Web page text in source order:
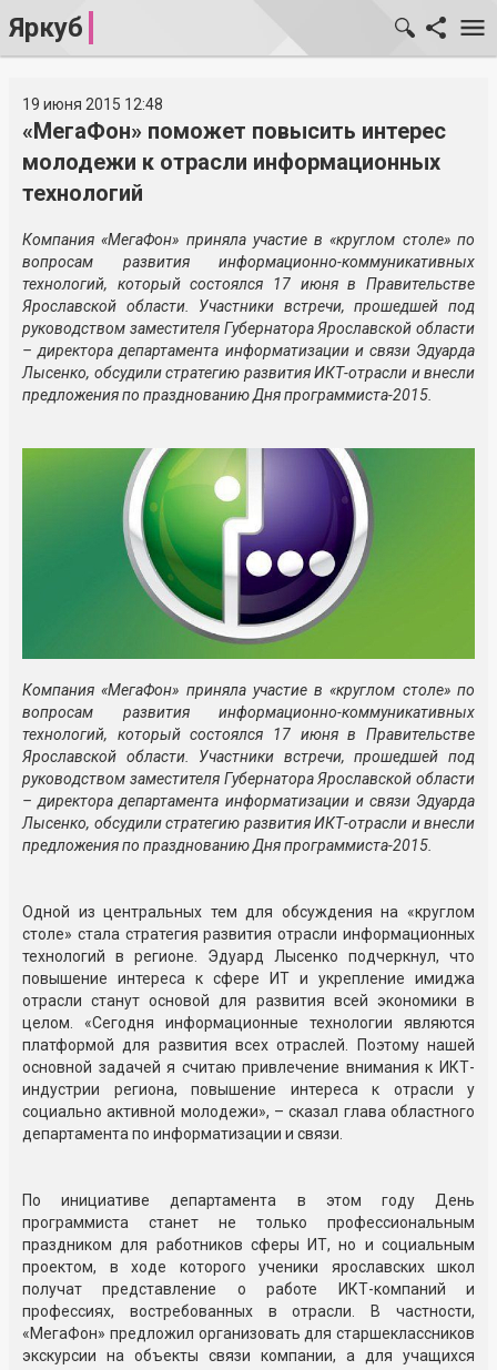
Яркуб
19 июня 2015 12:48
«МегаФон» поможет повысить интерес
молодежи к отрасли информационных
технологий
Компания «МегаФон» приняла участие в «круглом столе» по
вопросам развития информационно-коммуникативных
технологий, который состоялся 17 июня в Правительстве
Ярославской области. Участники встречи, прошедшей под
руководством заместителя Губернатора Ярославской области
– директора департамента информатизации и связи Эдуарда
Лысенко, обсудили стратегию развития ИКТ-отрасли и внесли
предложения по празднованию Дня программиста-2015.
Компания «МегаФон» приняла участие в «круглом столе» по
вопросам развития информационно-коммуникативных
технологий, который состоялся 17 июня в Правительстве
Ярославской области. Участники встречи, прошедшей под
руководством заместителя Губернатора Ярославской области
– директора департамента информатизации и связи Эдуарда
Лысенко, обсудили стратегию развития ИКТ-отрасли и внесли
предложения по празднованию Дня программиста-2015.
Одной из центральных тем для обсуждения на «круглом
столе» стала стратегия развития отрасли информационных
технологий в регионе. Эдуард Лысенко подчеркнул, что
повышение интереса к сфере ИТ и укрепление имиджа
отрасли станут основой для развития всей экономики в
целом. «Сегодня информационные технологии являются
платформой для развития всех отраслей. Поэтому нашей
основной задачей я считаю привлечение внимания к ИКТ-
индустрии региона, повышение интереса к отрасли у
социально активной молодежи», – сказал глава областного
департамента по информатизации и связи.
По инициативе департамента в этом году День
программиста станет не только профессиональным
праздником для работников сферы ИТ, но и социальным
проектом, в ходе которого ученики ярославских школ
получат представление о работе ИКТ-компаний и
профессиях, востребованных в отрасли. В частности,
«МегаФон» предложил организовать для старшеклассников
экскурсии на объекты связи компании, а для учащихся